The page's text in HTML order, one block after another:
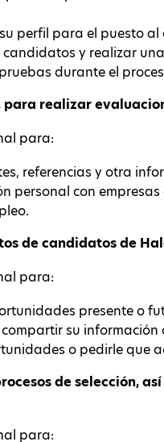
perfil para el puesto
y realizar
durante el
realizar
para:
referencias y otra
personal con
de candidatos de
para:
presente o
su
o pedirle que
de selección,
para: